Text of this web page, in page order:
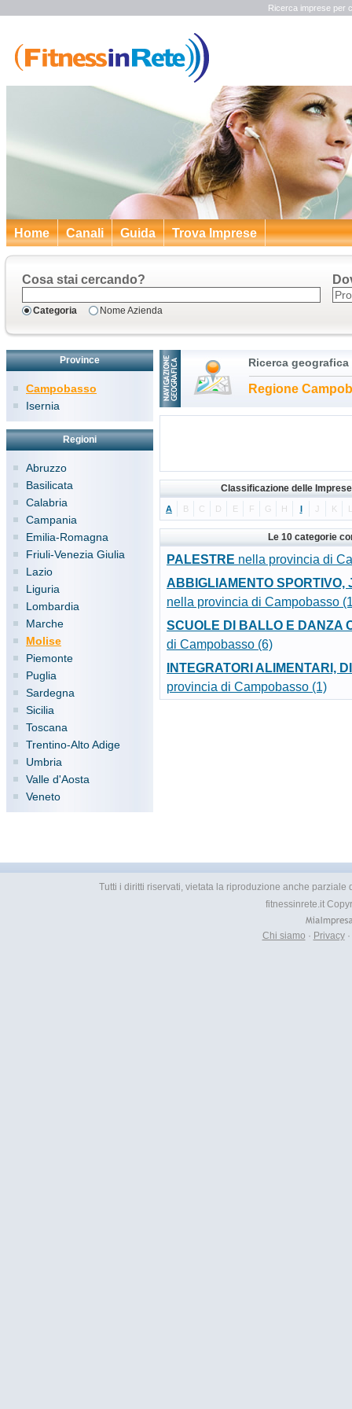
Ricerca imprese per
Home Canali Guida Trova Imprese
Cosa stai cercando?
Categoria Nome Azienda
Province
Campobasso
Isernia
Regioni
Abruzzo
Basilicata
Calabria
Campania
Emilia-Romagna
Friuli-Venezia Giulia
Lazio
Liguria
Lombardia
Marche
Molise
Piemonte
Puglia
Sardegna
Sicilia
Toscana
Trentino-Alto Adige
Umbria
Valle d'Aosta
Veneto
Ricerca
Regione
Classificazione delle
A B C D E F G H I J K L
Le 10 categorie
PALESTRE nella provincia di
ABBIGLIAMENTO
nella provincia di Campobasso
SCUOLE DI BALLO E DANZA
di Campobasso (6)
INTEGRATORI ALIMENTARI,
provincia di Campobasso (1)
Tutti i diritti riservati, vietata la riproduzione anche
fitnessinrete.it
Chi siamo · Privacy·